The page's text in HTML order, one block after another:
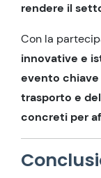
rendere il
Con la
innovative e
evento
trasporto e
concreti per